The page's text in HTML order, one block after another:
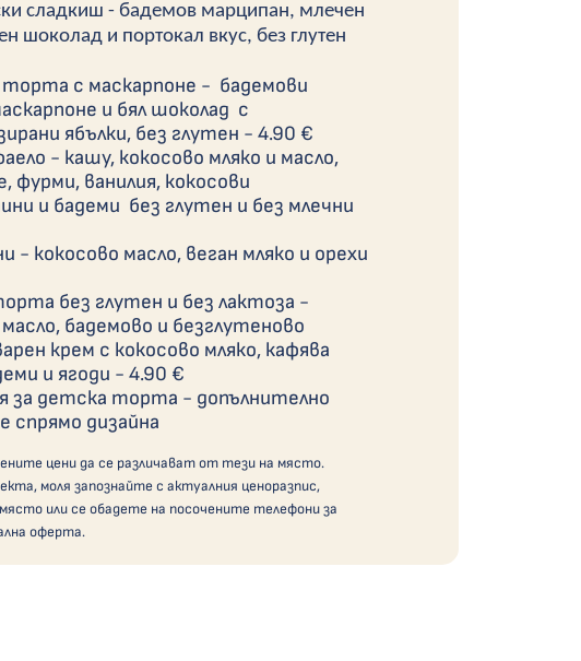
сладкиш - бадемов марципан, млечен
шоколад и портокал вкус, без глутен
торта с маскарпоне - бадемови
и бял шоколад с
ябълки, без глутен - 4.90 €
- кашу, кокосово мляко и масло,
фурми, ванилия, кокосови
и бадеми без глутен и без млечни
- кокосово масло, веган мляко и орехи
без глутен и без лактоза -
бадемово и безглутеново
крем с кокосово мляко, кафява
и ягоди - 4.90 €
за детска торта - допълнително
спрямо дизайна
цени да се различават от тези на място.
моля запознайте с актуалния ценоразпис,
или се обадете на посочените телефони за
оферта.